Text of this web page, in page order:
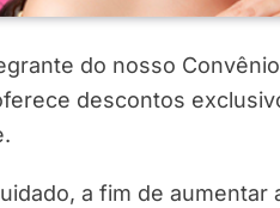
do nosso
descontos
a fim de aumentar